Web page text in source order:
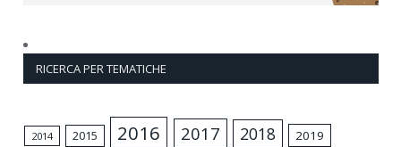
RICERCA PER TEMATICHE
2014 2015 2016 2017 2018 2019